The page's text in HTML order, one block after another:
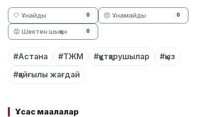
🤍 Ұнайды 0 😞 Ұнамайды 0
😡 Шектен шыққан 0
#Астана #ТЖМ #құтқарушылар
#қыз
#қайғылы жағдай
Ұқсас мақалалар